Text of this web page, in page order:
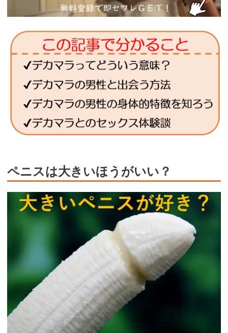
ペニスは大きいほうがいい？